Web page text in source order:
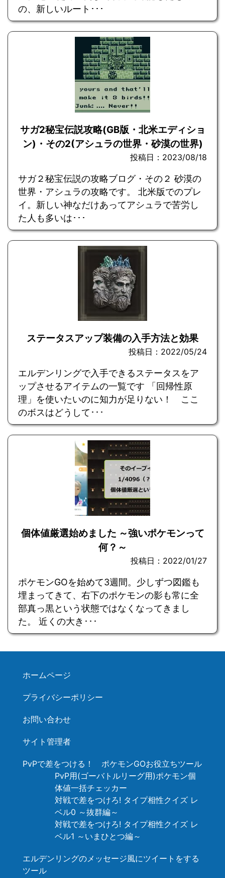
の、新しいルート･･･
サガ2秘宝伝説攻略(GB版・北米エディショ
ン)・その2(アシュラの世界・砂漠の世界)
投稿日：2023/08/18
サガ２秘宝伝説の攻略ブログ・その２ 砂漠の
世界・アシュラの攻略です。 北米版でのプレ
イ。新しい神なだけあってアシュラで苦労し
た人も多いは･･･
ステータスアップ装備の入手方法と効果
投稿日：2022/05/24
エルデンリングで入手できるステータスをア
ップさせるアイテムの一覧です 「回帰性原
理」を使いたいのに知力が足りない！ ここ
のボスはどうして･･･
個体値厳選始めました ～強いポケモンって
何？～
投稿日：2022/01/27
ポケモンGOを始めて3週間。少しずつ図鑑も
埋まってきて、右下のポケモンの影も常に全
部真っ黒という状態ではなくなってきまし
た。 近くの大き･･･
ホームページ
プライバシーポリシー
お問い合わせ
サイト管理者
PvPで差をつける！ ポケモンGOお役立ちツール
PvP用(ゴーバトルリーグ用)ポケモン個
体値一括チェッカー
対戦で差をつけろ! タイプ相性クイズ レ
ベル0 ～抜群編～
対戦で差をつけろ! タイプ相性クイズ レ
ベル1 ～いまひとつ編～
エルデンリングのメッセージ風にツイートをする
ツール